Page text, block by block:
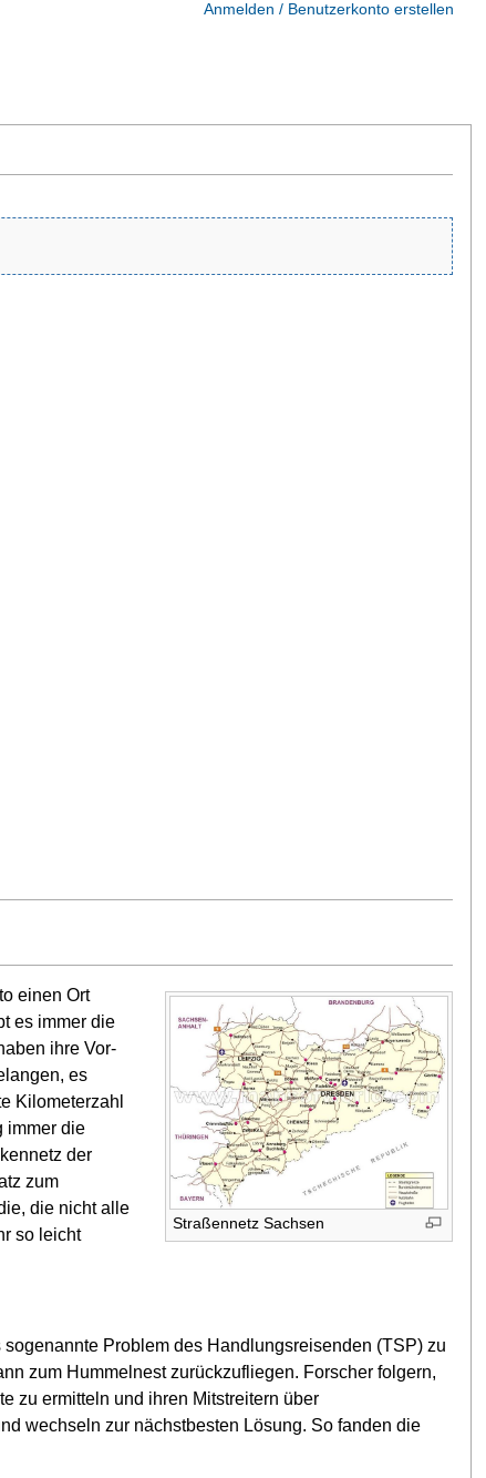
Straßennetz Sachsen
einen Ort
es immer die
ihre Vor-
es
Kilometerzahl
immer die
der
zum
die nicht alle
so leicht
Problem des Handlungsreisenden (TSP) zu
zum Hummelnest zurückzufliegen. Forscher folgern,
zu ermitteln und ihren Mitstreitern über
wechseln zur nächstbesten Lösung. So fanden die
Anmelden / Benutzerkonto erstellen